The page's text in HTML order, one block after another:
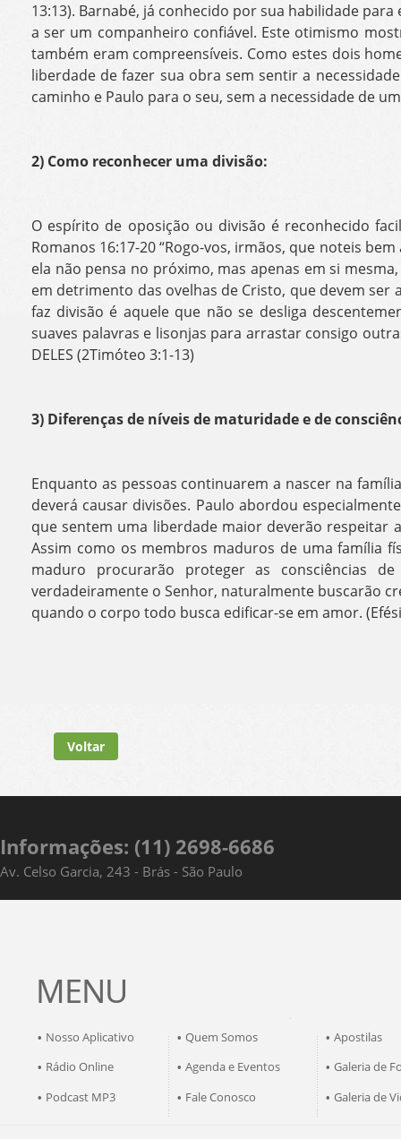
13:13). Barnabé, já conhecido por sua habilidade
a ser um companheiro confiável. Este otimismo
também eram compreensíveis. Como estes dois
liberdade de fazer sua obra sem sentir a
caminho e Paulo para o seu, sem a necessidade de
2) Como reconhecer uma divisão:
O espírito de oposição ou divisão é reconhecido
Romanos 16:17-20 “Rogo-vos, irmãos, que noteis
ela não pensa no próximo, mas apenas em si
em detrimento das ovelhas de Cristo, que devem
faz divisão é aquele que não se desliga
suaves palavras e lisonjas para arrastar consigo
DELES (2Timóteo 3:1-13)
3) Diferenças de níveis de maturidade e de
Enquanto as pessoas continuarem a nascer na
deverá causar divisões. Paulo abordou
que sentem uma liberdade maior deverão respeitar
Assim como os membros maduros de uma família
maduro procurarão proteger as consciências
verdadeiramente o Senhor, naturalmente buscarão
quando o corpo todo busca edificar-se em amor.
Voltar
Informações: (11) 2698-6686
Av. Celso Garcia, 243 - Brás - São Paulo
MENU
• Nosso Aplicativo • Quem Somos • Apostilas
• Rádio Online • Agenda e Eventos • Galeria de
• Podcast MP3 • Fale Conosco • Galeria de